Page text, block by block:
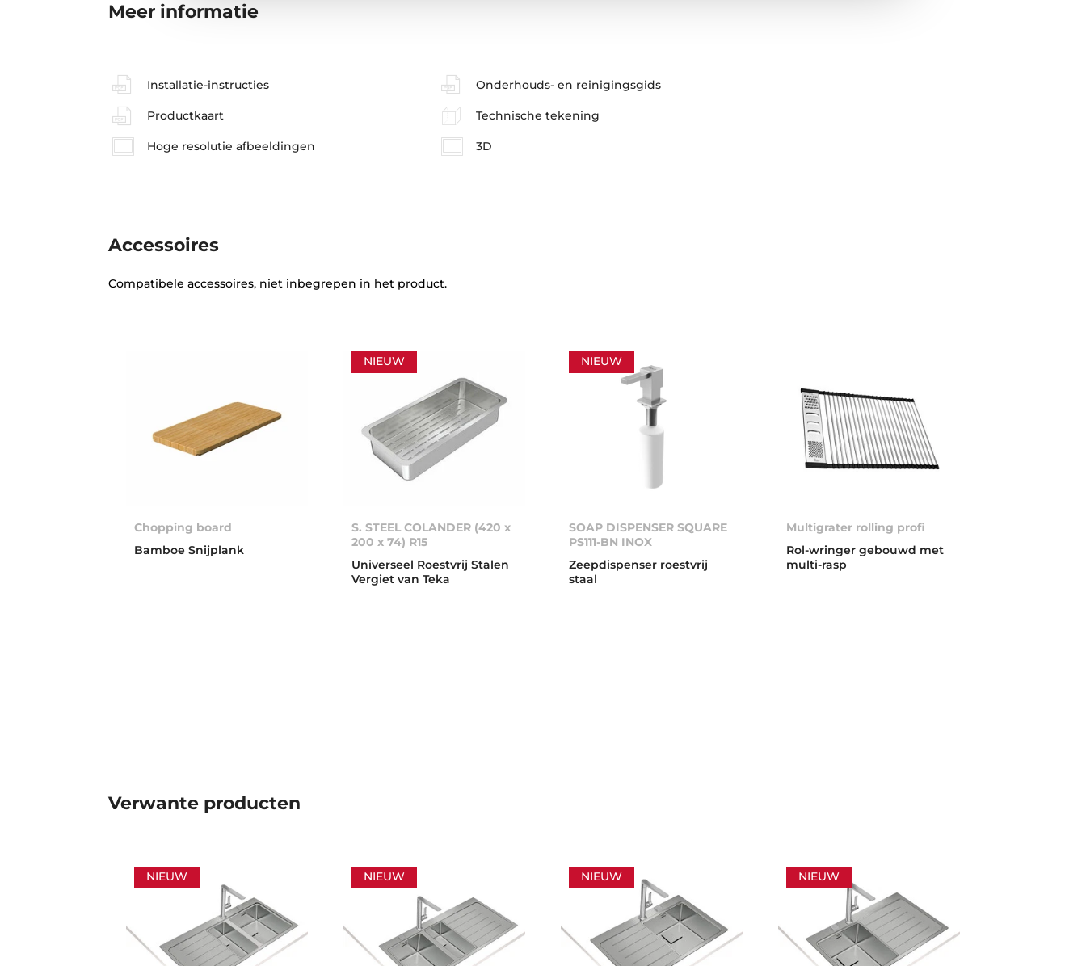
Meer informatie
Installatie-instructies Onderhouds- en reinigingsgids
Productkaart Technische tekening
Hoge resolutie afbeeldingen 3D
Accessoires
Compatibele accessoires, niet inbegrepen in het product.
NIEUW
SOAP DISPENSER SQUARE
PS111-BN INOX
Zeepdispenser roestvrij
staal
Multigrater rolling profi
Rol-wringer gebouwd met
multi-rasp
NIEUW
S. STEEL COLANDER (420 x
200 x 74) R15
Universeel Roestvrij Stalen
Vergiet van Teka
Chopping board
Bamboe Snijplank
Verwante producten
NIEUW NIEUW NIEUW NIEUW